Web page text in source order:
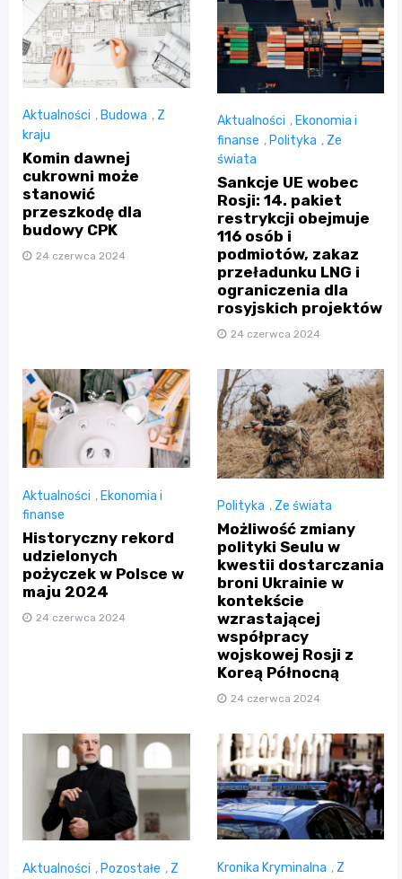
Aktualności , Budowa , Z
kraju
Komin dawnej
cukrowni może
stanowić
przeszkodę dla
budowy CPK
24 czerwca 2024
Aktualności ,Ekonomia i
finanse , Polityka , Ze
świata
Sankcje UE wobec
Rosji: 14. pakiet
restrykcji obejmuje
116 osób i
podmiotów, zakaz
przeładunku LNG i
ograniczenia dla
rosyjskich projektów
24 czerwca 2024
Aktualności , Ekonomia i
finanse
Historyczny rekord
udzielonych
pożyczek w Polsce w
maju 2024
24 czerwca 2024
Polityka , Ze świata
Możliwość zmiany
polityki Seulu w
kwestii dostarczania
broni Ukrainie w
kontekście
wzrastającej
współpracy
wojskowej Rosji z
Koreą Północną
24 czerwca 2024
Aktualności , Pozostałe , Z Kronika Kryminalna , Z